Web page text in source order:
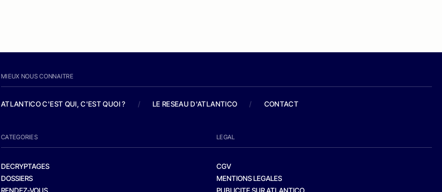
MIEUX NOUS CONNAITRE
ATLANTICO C'EST QUI, C'EST QUOI ? / LE RESEAU D'ATLANTICO / CONTACT
CATEGORIES
DECRYPTAGES
DOSSIERS
RENDEZ-VOUS
LEGAL
CGV
MENTIONS LEGALES
PUBLICITE SUR ATLANTICO